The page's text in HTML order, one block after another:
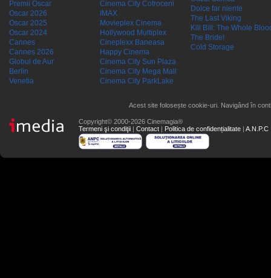
Premii Oscar
Oscar 2026
Oscar 2025
Oscar 2024
Cannes
Cannes 2026
Globul de Aur
Berlin
Venetia
Cinema City Cotroceni
IMAX
Movieplex Cinema
Hollywood Multiplex
Cineplexx Baneasa
Happy Cinema
Cinema City Sun Plaza
Cinema City Mega Mall
Cinema City ParkLake
Dolce far niente
The Last Viking
Kill Bill: The Whole
The Bride!
Cold Storage
Acest site folosește cookie-uri. Navigând în
Copyright© 2000-2026 Cinemagia®
Termeni şi condiţii | Contact | Politica de confidențialitate | A.N.P.C